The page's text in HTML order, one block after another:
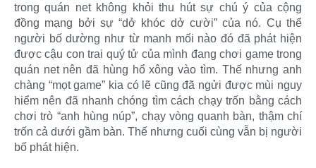
trong quán net không khỏi thu hút sự chú ý của cộng
đồng mạng bởi sự “dở khóc dở cười” của nó. Cụ thể
người bố dường như từ manh mối nào đó đã phát hiện
được cậu con trai quý tử của mình đang chơi game trong
quán net nên đã hùng hổ xông vào tìm. Thế nhưng anh
chàng “mọt game” kia có lẽ cũng đã ngửi được mùi nguy
hiểm nên đã nhanh chóng tìm cách chạy trốn bằng cách
chơi trò “anh hùng núp”, chạy vòng quanh bàn, thậm chí
trốn cả dưới gầm bàn. Thế nhưng cuối cùng vẫn bị người
bố phát hiện.